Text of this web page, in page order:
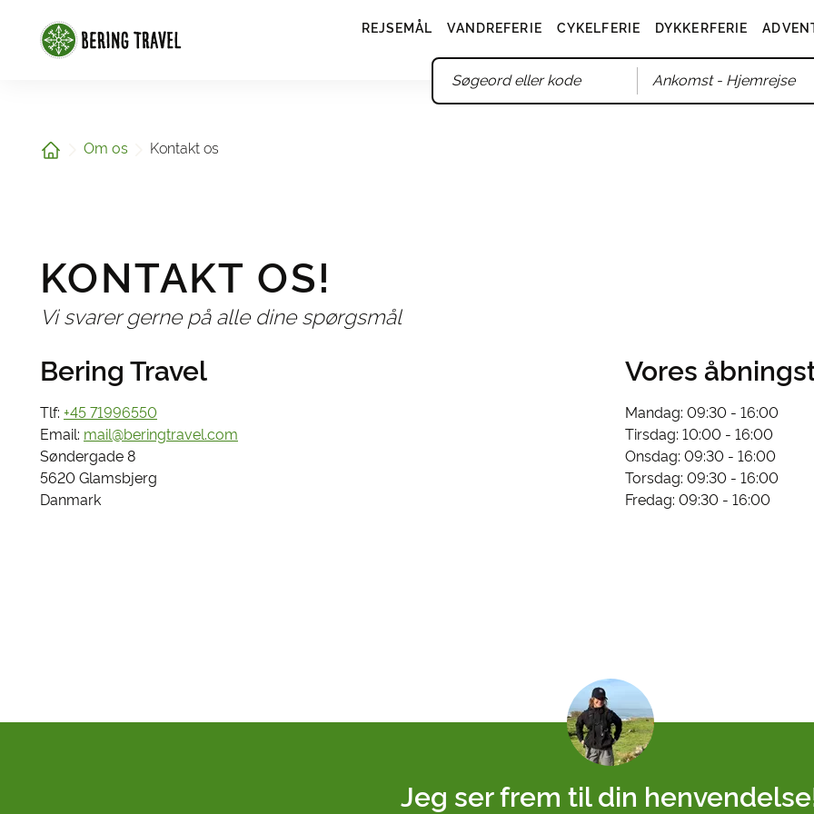
REJSEMÅL VANDREFERIE CYKELFERIE DYKKERFERIE
Ankomst- Hjemrejse
Hjem Om os Kontakt os
KONTAKT OS!
Vi svarer gerne på alle dine spørgsmål
Bering Travel
Tlf: +45 71996550
Email: mail@beringtravel.com
Søndergade 8
5620 Glamsbjerg
Danmark
Vores
Mandag: 09:30 - 16:00
Tirsdag: 10:00 - 16:00
Onsdag: 09:30 - 16:00
Torsdag: 09:30 - 16:00
Fredag: 09:30 - 16:00
Jeg ser frem til din